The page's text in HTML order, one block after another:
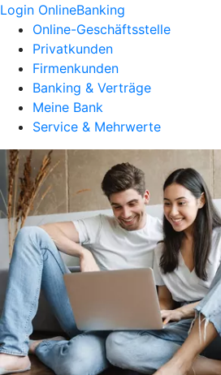
Login OnlineBanking
Online-Geschäftsstelle
Privatkunden
Firmenkunden
Banking & Verträge
Meine Bank
Service & Mehrwerte